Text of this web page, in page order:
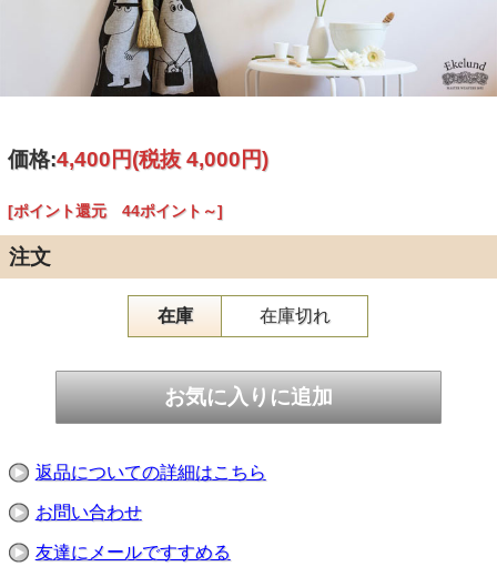
価格:4,400円(税抜 4,000円)
[ポイント還元 44ポイント～]
注文
在庫 在庫切れ
返品についての詳細はこちら
お問い合わせ
友達にメールですすめる